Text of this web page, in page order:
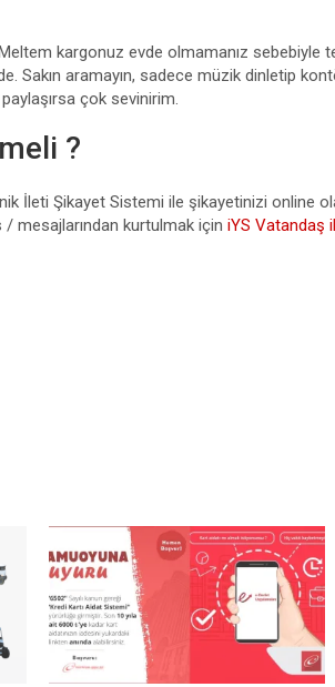
kargonuz evde olmamanız
Sakın aramayın, sadece müzik dinletip
çok sevinirim.
?
İleti Şikayet Sistemi ile şikayetinizi online
mesajlarından kurtulmak için iYS Vatandaş